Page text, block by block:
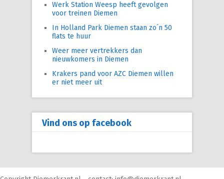
Werk Station Weesp heeft gevolgen
voor treinen Diemen
In Holland Park Diemen staan zo´n 50
flats te huur
Weer meer vertrekkers dan
nieuwkomers in Diemen
Krakers pand voor AZC Diemen willen
er niet meer uit
Vind ons op facebook